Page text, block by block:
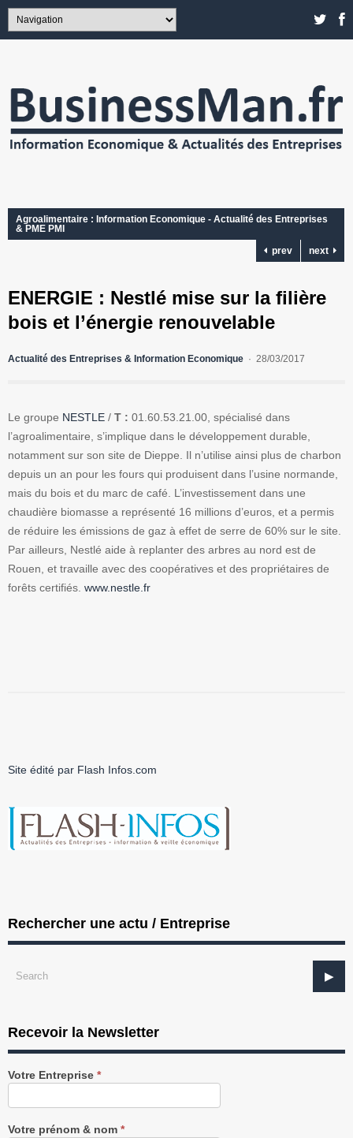
Agroalimentaire : Information Economique - Actualité des Entreprises
& PME PMI
prev
next
ENERGIE : Nestlé mise sur la filière
bois et l’énergie renouvelable
Actualité des Entreprises & Information Economique 28/03/2017
Le groupe NESTLE / T : 01.60.53.21.00, spécialisé dans
l’agroalimentaire, s’implique dans le développement durable,
notamment sur son site de Dieppe. Il n’utilise ainsi plus de charbon
depuis un an pour les fours qui produisent dans l’usine normande,
mais du bois et du marc de café. L’investissement dans une
chaudière biomasse a représenté 16 millions d’euros, et a permis
de réduire les émissions de gaz à effet de serre de 60% sur le site.
Par ailleurs, Nestlé aide à replanter des arbres au nord est de
Rouen, et travaille avec des coopératives et des propriétaires de
forêts certifiés. www.nestle.fr
Site édité par Flash Infos.com
Rechercher une actu / Entreprise
Recevoir la Newsletter
Recevez
notre
gratuitement
Votre Entreprise *
Votre prénom & nom *